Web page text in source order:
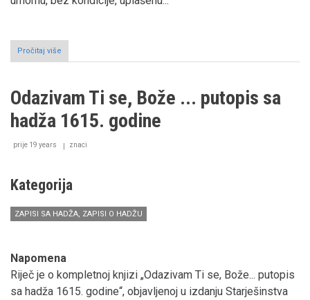
Pročitaj više
„HADŽDŽ
LJUBAV...“
Odazivam Ti se, Bože ... putopis sa
hadža 1615. godine
prije 19 years znaci
Kategorija
ZAPISI SA HADŽA, ZAPISI O HADŽU
Napomena
Riječ je o kompletnoj knjizi „Odazivam Ti se, Bože... putopis
sa hadža 1615. godine“, objavljenoj u izdanju Starješinstva